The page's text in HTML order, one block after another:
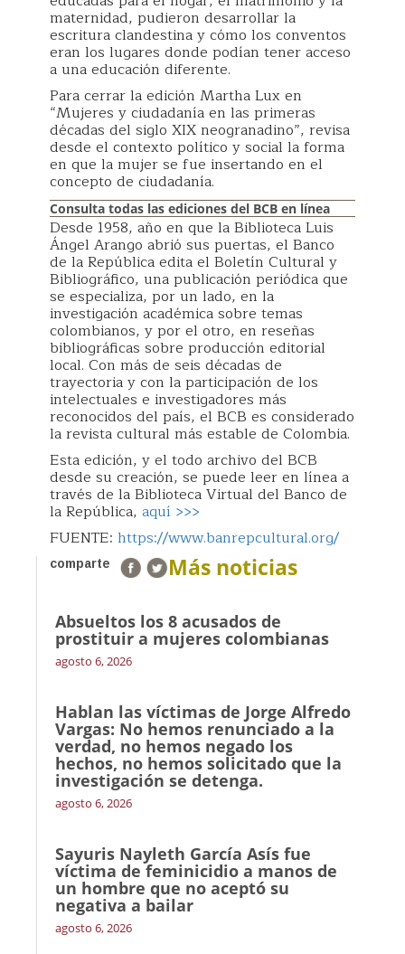
maternidad, pudieron desarrollar la
escritura clandestina y cómo los conventos
eran los lugares donde podían tener acceso
a una educación diferente.
Para cerrar la edición Martha Lux en
“Mujeres y ciudadanía en las primeras
décadas del siglo XIX neogranadino”, revisa
desde el contexto político y social la forma
en que la mujer se fue insertando en el
concepto de ciudadanía.
Consulta todas las ediciones del BCB en línea
Desde 1958, año en que la Biblioteca Luis
Ángel Arango abrió sus puertas, el Banco
de la República edita el Boletín Cultural y
Bibliográfico, una publicación periódica que
se especializa, por un lado, en la
investigación académica sobre temas
colombianos, y por el otro, en reseñas
bibliográficas sobre producción editorial
local. Con más de seis décadas de
trayectoria y con la participación de los
intelectuales e investigadores más
reconocidos del país, el BCB es considerado
la revista cultural más estable de Colombia.
Esta edición, y el todo archivo del BCB
desde su creación, se puede leer en línea a
través de la Biblioteca Virtual del Banco de
la República, aquí >>>
FUENTE: https://www.banrepcultural.org/
comparte Más noticias
Absueltos los 8 acusados de
prostituir a mujeres colombianas
agosto 6, 2026
Hablan las víctimas de Jorge Alfredo
Vargas: No hemos renunciado a la
verdad, no hemos negado los
hechos, no hemos solicitado que la
investigación se detenga.
agosto 6, 2026
Sayuris Nayleth García Asís fue
víctima de feminicidio a manos de
un hombre que no aceptó su
negativa a bailar
agosto 6, 2026